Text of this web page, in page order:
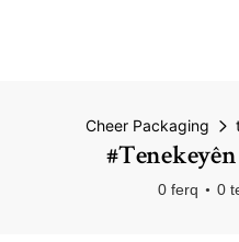
Cheer Packaging
0 ferq 0